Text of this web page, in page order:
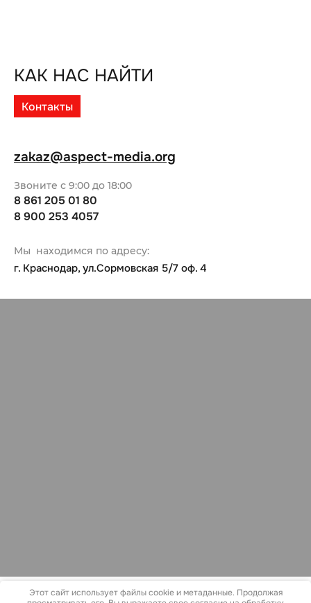
КАК НАС НАЙТИ
Контакты
Мы находимся по адресу:
г. Краснодар, ул.Сормовская 5/7 оф. 4
Звоните с 9:00 до 18:00
8 861 205 01 80
8 900 253 4057
zakaz@aspect-media.org
Этот сайт использует файлы cookie и метаданные. Продолжая